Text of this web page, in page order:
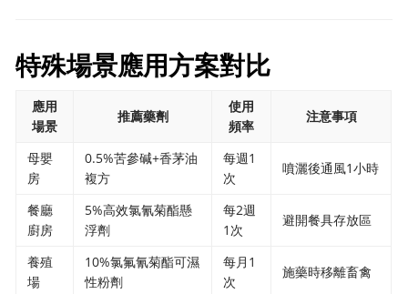
特殊場景應用方案對比
應用
場景
推薦藥劑
使用
頻率
注意事項
母嬰
房
0.5%苦參碱+香茅油
複方
每週1
次
噴灑後通風1小時
餐廳
廚房
5%高效氯氰菊酯懸
浮劑
每2週
1次
避開餐具存放區
養殖
場
10%氯氟氰菊酯可濕
性粉劑
每月1
次
施藥時移離畜禽